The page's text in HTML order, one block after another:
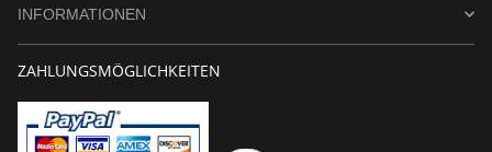
INFORMATIONEN
ZAHLUNGSMÖGLICHKEITEN